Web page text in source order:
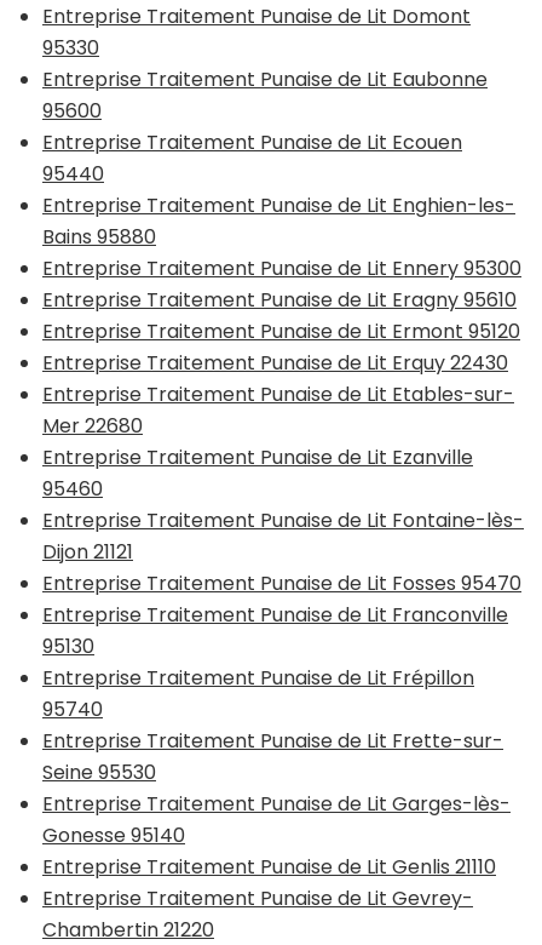
Entreprise Traitement Punaise de Lit Domont
95330
Entreprise Traitement Punaise de Lit Eaubonne
95600
Entreprise Traitement Punaise de Lit Ecouen
95440
Entreprise Traitement Punaise de Lit Enghien-les-
Bains 95880
Entreprise Traitement Punaise de Lit Ennery 95300
Entreprise Traitement Punaise de Lit Eragny 95610
Entreprise Traitement Punaise de Lit Ermont 95120
Entreprise Traitement Punaise de Lit Erquy 22430
Entreprise Traitement Punaise de Lit Etables-sur-
Mer 22680
Entreprise Traitement Punaise de Lit Ezanville
95460
Entreprise Traitement Punaise de Lit Fontaine-lès-
Dijon 21121
Entreprise Traitement Punaise de Lit Fosses 95470
Entreprise Traitement Punaise de Lit Franconville
95130
Entreprise Traitement Punaise de Lit Frépillon
95740
Entreprise Traitement Punaise de Lit Frette-sur-
Seine 95530
Entreprise Traitement Punaise de Lit Garges-lès-
Gonesse 95140
Entreprise Traitement Punaise de Lit Genlis 21110
Entreprise Traitement Punaise de Lit Gevrey-
Chambertin 21220